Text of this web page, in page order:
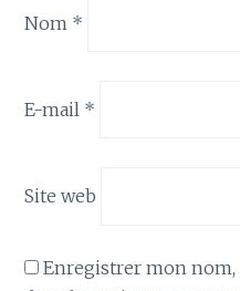
Nom *
E-mail *
Site web
Enregistrer mon